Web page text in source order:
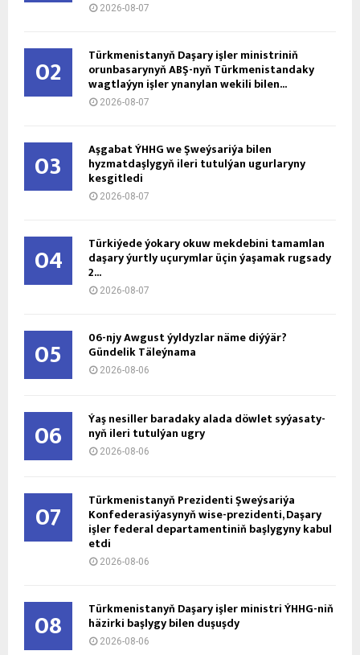
2026-08-07
02 Türkmenistanyň Daşary işler ministriniň
orunbasarynyň ABŞ-nyň Türkmenistandaky
wagtlaýyn işler ynanylan wekili bilen...
2026-08-07
03 Aşgabat ÝHHG we Şweýsariýa bilen
hyzmatdaşlygyň ileri tutulýan ugurlaryny
kesgitledi
2026-08-07
04 Türkiýede ýokary okuw mekdebini tamamlan
daşary ýurtly uçurymlar üçin ýaşamak rugsady
2...
2026-08-07
05 06-njy Awgust ýyldyzlar näme diýýär?
Gündelik Täleýnama
2026-08-06
06 Ýaş ne­sil­ler ba­ra­da­ky ala­da döw­let sy­ýa­sa­ty­
nyň ile­ri tu­tul­ýan ug­ry
2026-08-06
07 Türkmenistanyň Prezidenti Şweýsariýa
Konfederasiýasynyň wise-prezidenti, Daşary
işler federal departamentiniň başlygyny kabul
etdi
2026-08-06
08 Türkmenistanyň Daşary işler ministri ÝHHG-niň
häzirki başlygy bilen duşuşdy
2026-08-06